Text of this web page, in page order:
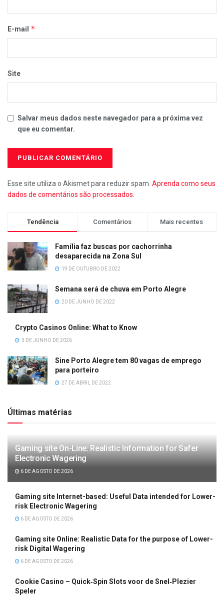
E-mail *
Site
Salvar meus dados neste navegador para a próxima vez
que eu comentar.
Esse site utiliza o Akismet para reduzir spam. Aprenda como seus
dados de comentários são processados.
Tendência Comentários Mais recentes
Família faz buscas por cachorrinha
desaparecida na Zona Sul
19 DE OUTUBRO DE 2022
Semana será de chuva em Porto Alegre
20 DE JUNHO DE 2022
Crypto Casinos Online: What to Know
3 DE JUNHO DE 2026
Sine Porto Alegre tem 80 vagas de emprego
para porteiro
27 DE ABRIL DE 2022
Últimas matérias
Gaming site On-Line: Realistic Information for Safer
Electronic Wagering
6 DE AGOSTO DE 2026
Gaming site Internet-based: Useful Data intended for Lower-
risk Electronic Wagering
6 DE AGOSTO DE 2026
Gaming site Online: Realistic Data for the purpose of Lower-
risk Digital Wagering
6 DE AGOSTO DE 2026
Cookie Casino – Quick‑Spin Slots voor de Snel‑Plezier
Speler